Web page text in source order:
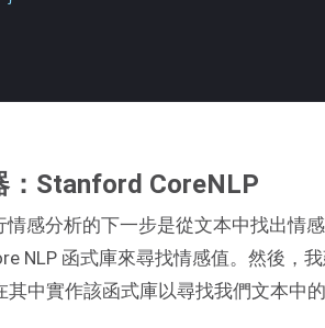
：Stanford CoreNLP
情感分析的下一步是從文本中找出情
NLP 函式庫來尋找情感值。然後，
其中實作該函式庫以尋找我們文本中的